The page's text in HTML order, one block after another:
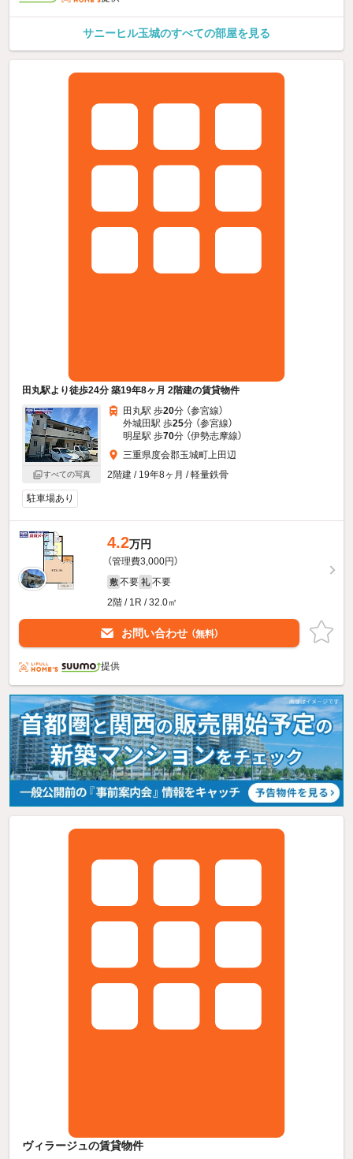
サニーヒル玉城のすべての部屋を見る
田丸駅より徒歩24分 築19年8ヶ月 2階建の賃貸物件
すべての写真
田丸駅 歩20分 （参宮線）
外城田駅 歩25分 （参宮線）
明星駅 歩70分 （伊勢志摩線）
三重県度会郡玉城町上田辺
2階建 / 19年8ヶ月 / 軽量鉄骨
駐車場あり
4.2万円
（管理費3,000円）
敷 不要 礼 不要
2階 / 1R / 32.0㎡
お問い合わせ （無料）
提供
ヴィラージュの賃貸物件